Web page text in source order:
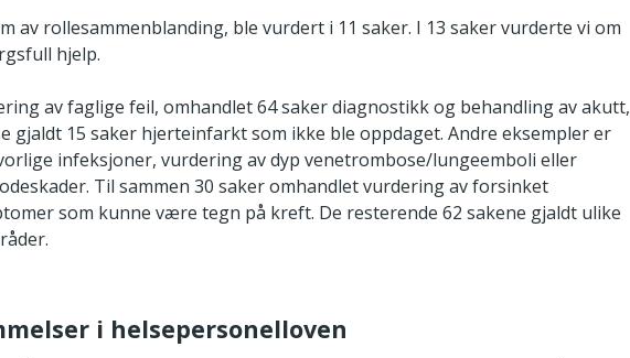
av rollesammenblanding, ble vurdert i 11 saker. I 13 saker vurderte vi om
hjelp.
av faglige feil, omhandlet 64 saker diagnostikk og behandling av akutt,
gjaldt 15 saker hjerteinfarkt som ikke ble oppdaget. Andre eksempler er
infeksjoner, vurdering av dyp venetrombose/lungeemboli eller
Til sammen 30 saker omhandlet vurdering av forsinket
som kunne være tegn på kreft. De resterende 62 sakene gjaldt ulike
i helsepersonelloven